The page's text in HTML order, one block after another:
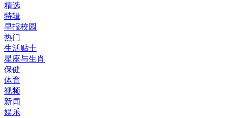
精选
特辑
早报校园
热门
生活贴士
星座与生肖
保健
体育
视频
新闻
娱乐